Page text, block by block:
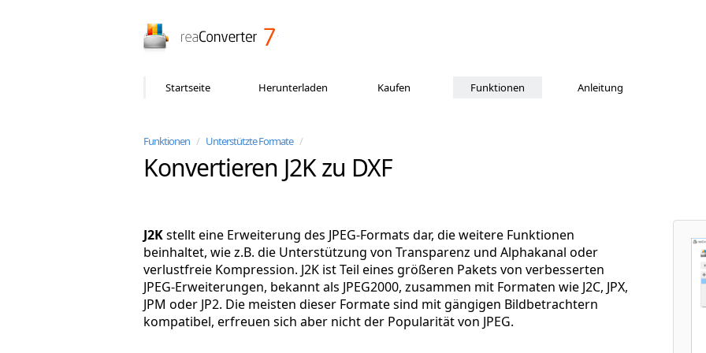
Startseite Herunterladen Kaufen Funktionen Anleitung
Funktionen / Unterstützte Formate /
Konvertieren J2K zu DXF
J2Kstellt eine Erweiterung des JPEG-Formats dar, die weitere Funktionen
beinhaltet, wie z.B. die Unterstützung von Transparenz und Alphakanal oder
verlustfreie Kompression. J2K ist Teil eines größeren Pakets von verbesserten
JPEG-Erweiterungen, bekannt als JPEG2000, zusammen mit Formaten wie J2C, JPX,
JPM oder JP2. Die meisten dieser Formate sind mit gängigen Bildbetrachtern
kompatibel, erfreuen sich aber nicht der Popularität von JPEG.